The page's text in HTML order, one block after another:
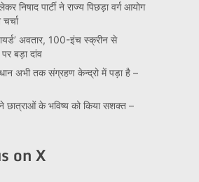
निषाद पार्टी ने राज्य पिछड़ा वर्ग आयोग
अवतार, 100-इंच स्क्रीन से
पर बड़ा दांव
अभी तक संग्रहण केन्द्रो में पड़ा है –
छात्राओं के भविष्य को किया सशक्त –
on X